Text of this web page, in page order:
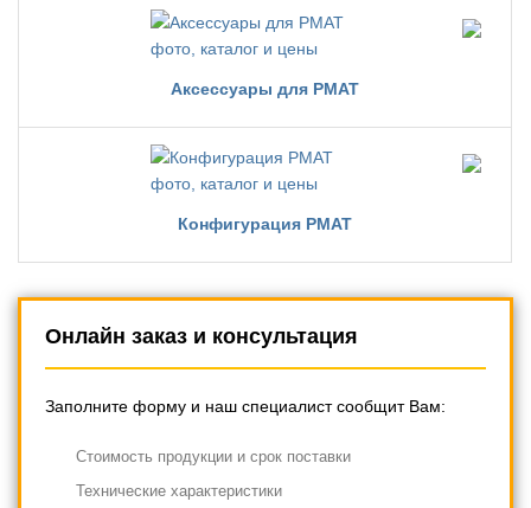
Аксессуары для PMAT
Конфигурация PMAT
Онлайн заказ и консультация
Заполните форму и наш специалист сообщит Вам:
Cтоимость продукции и срок поставки
Технические характеристики